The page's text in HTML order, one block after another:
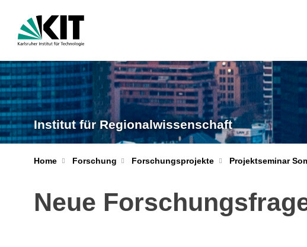
Institut für Regionalwissenschaft
Home Forschung Forschungsprojekte Projektseminar
Neue